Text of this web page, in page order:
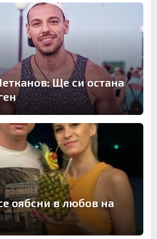
Ще си остана
оябсни в любов на